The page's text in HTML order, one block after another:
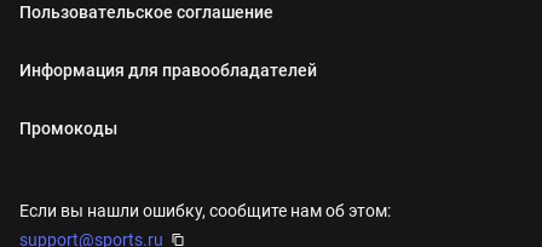
Пользовательское соглашение
Информация для правообладателей
Промокоды
Если вы нашли ошибку, сообщите нам об этом:
support@sports.ru